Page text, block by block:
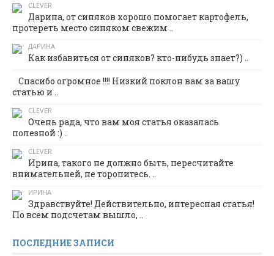
CLEVER
Дарина, от синяков хорошо помогает картофель,
протереть место синяком свежим ..
ДАРИНА
Как избавиться от синяков? кто-нибудь знает?) ..
Спасибо огромное !!!! Низкий поклон вам за вашу
статью и ..
CLEVER
Очень рада, что вам моя статья оказалась
полезной :) ..
CLEVER
Ирина, такого не должно быть, пересчитайте
внимательней, не торопитесь. ..
ИРИНА
Здравствуйте! Действительно, интересная статья!
По всем подсчетам вышло, ..
ПОСЛЕДНИЕ ЗАПИСИ